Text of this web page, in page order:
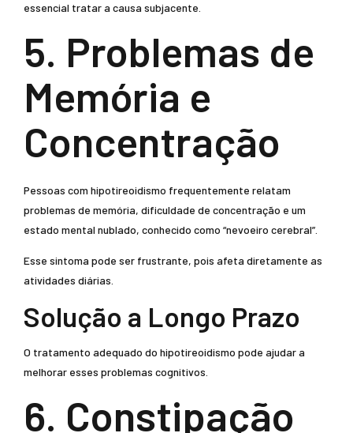
essencial tratar a causa subjacente.
5. Problemas de
Memória e
Concentração
Pessoas com hipotireoidismo frequentemente relatam
problemas de memória, dificuldade de concentração e um
estado mental nublado, conhecido como “nevoeiro cerebral”.
Esse sintoma pode ser frustrante, pois afeta diretamente as
atividades diárias.
Solução a Longo Prazo
O tratamento adequado do hipotireoidismo pode ajudar a
melhorar esses problemas cognitivos.
6. Constipação